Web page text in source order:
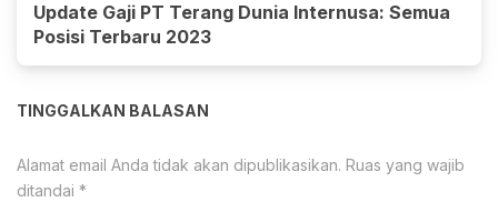
Update Gaji PT Terang Dunia Internusa: Semua
Posisi Terbaru 2023
TINGGALKAN BALASAN
Alamat email Anda tidak akan dipublikasikan. Ruas yang wajib
ditandai *